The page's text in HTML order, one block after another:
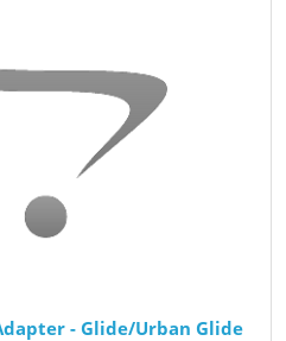
- Glide/Urban Glide